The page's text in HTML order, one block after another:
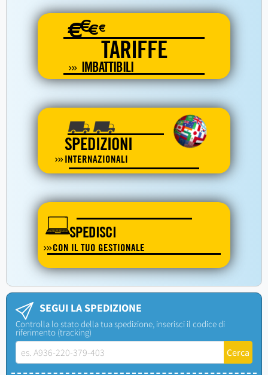
€€€€
TARIFFE
IMBATTIBILI
SPEDIZIONI
INTERNAZIONALI
SPEDISCI
CON IL TUO GESTIONALE
SEGUI LA SPEDIZIONE
Controlla lo stato della tua spedizione, inserisci il codice di
riferimento (tracking)